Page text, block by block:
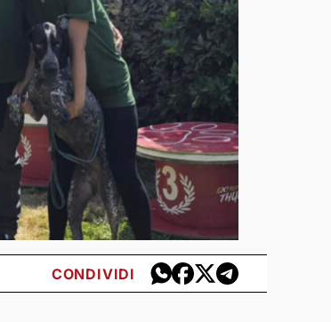
CONDIVIDI